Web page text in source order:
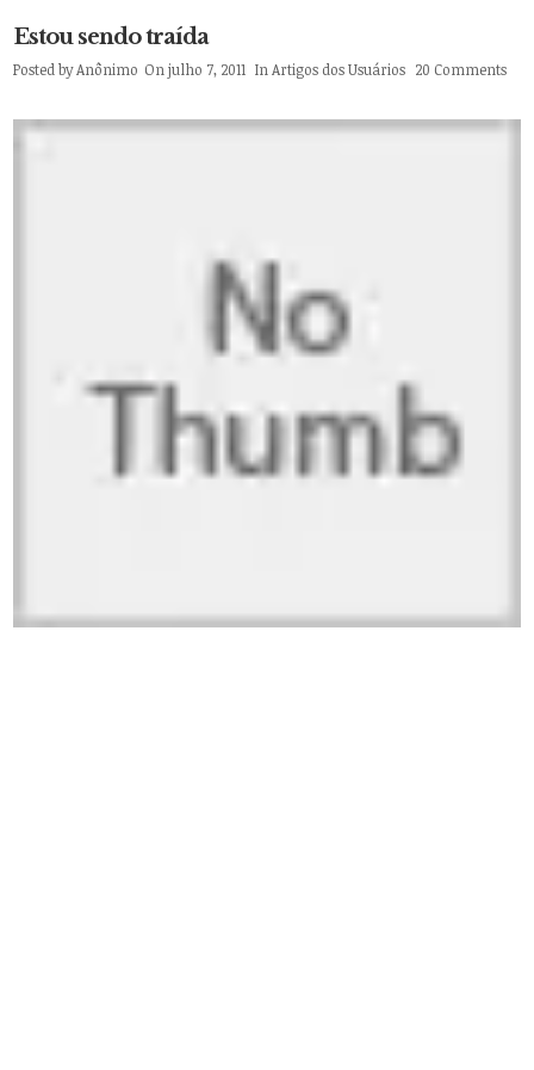
Estou sendo traída
Posted byAnônimo On julho 7, 2011 InArtigos dos Usuários 20 Comments